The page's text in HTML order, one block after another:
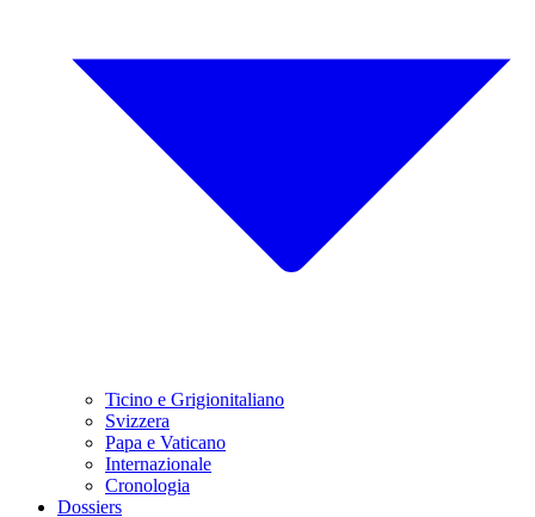
Ticino e Grigionitaliano
Svizzera
Papa e Vaticano
Internazionale
Cronologia
Dossiers